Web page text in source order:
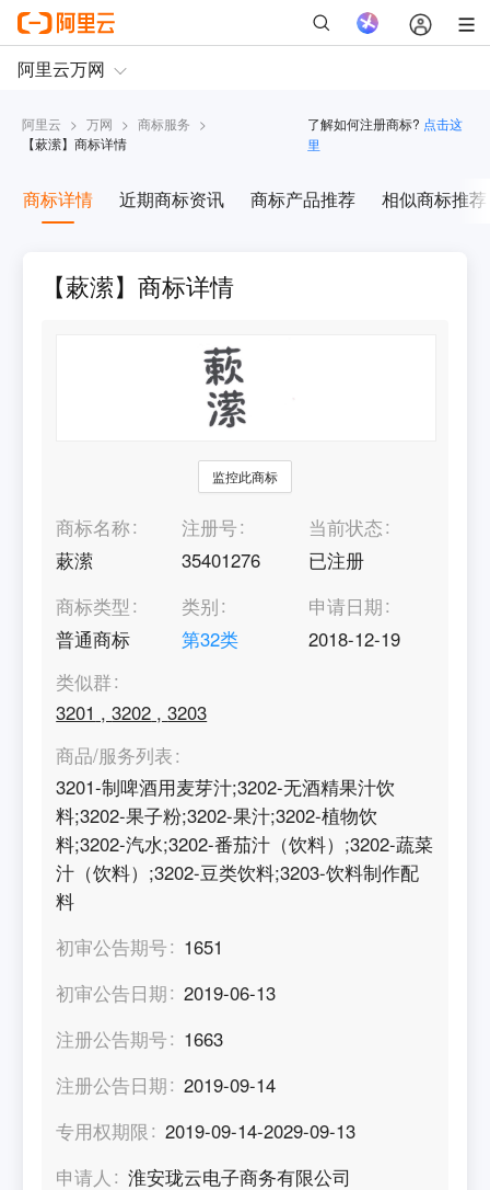
阿里云 > 万网 > 商标服务 >
【蔌潆】商标详情
了解如何注册商标? 点击这
里
商标详情 近期商标资讯 商标产品推荐 相似商标推荐
【蔌潆】商标详情
监控此商标
商标名称
蔌潆
注册号
35401276
当前状态
已注册
商标类型
普通商标
类别
第32类
申请日期
2018-12-19
类似群
3201 ,3202 ,3203
商品/服务列表
3201-制啤酒用麦芽汁;3202-无酒精果汁饮
料;3202-果子粉;3202-果汁;3202-植物饮
料;3202-汽水;3202-番茄汁（饮料）;3202-蔬菜
汁（饮料）;3202-豆类饮料;3203-饮料制作配
料
初审公告期号
1651
初审公告日期
2019-06-13
注册公告期号
1663
注册公告日期
2019-09-14
专用权期限
2019-09-14-2029-09-13
申请人
淮安珑云电子商务有限公司